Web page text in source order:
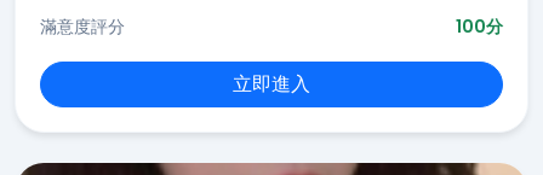
滿意度評分
100分
立即進入